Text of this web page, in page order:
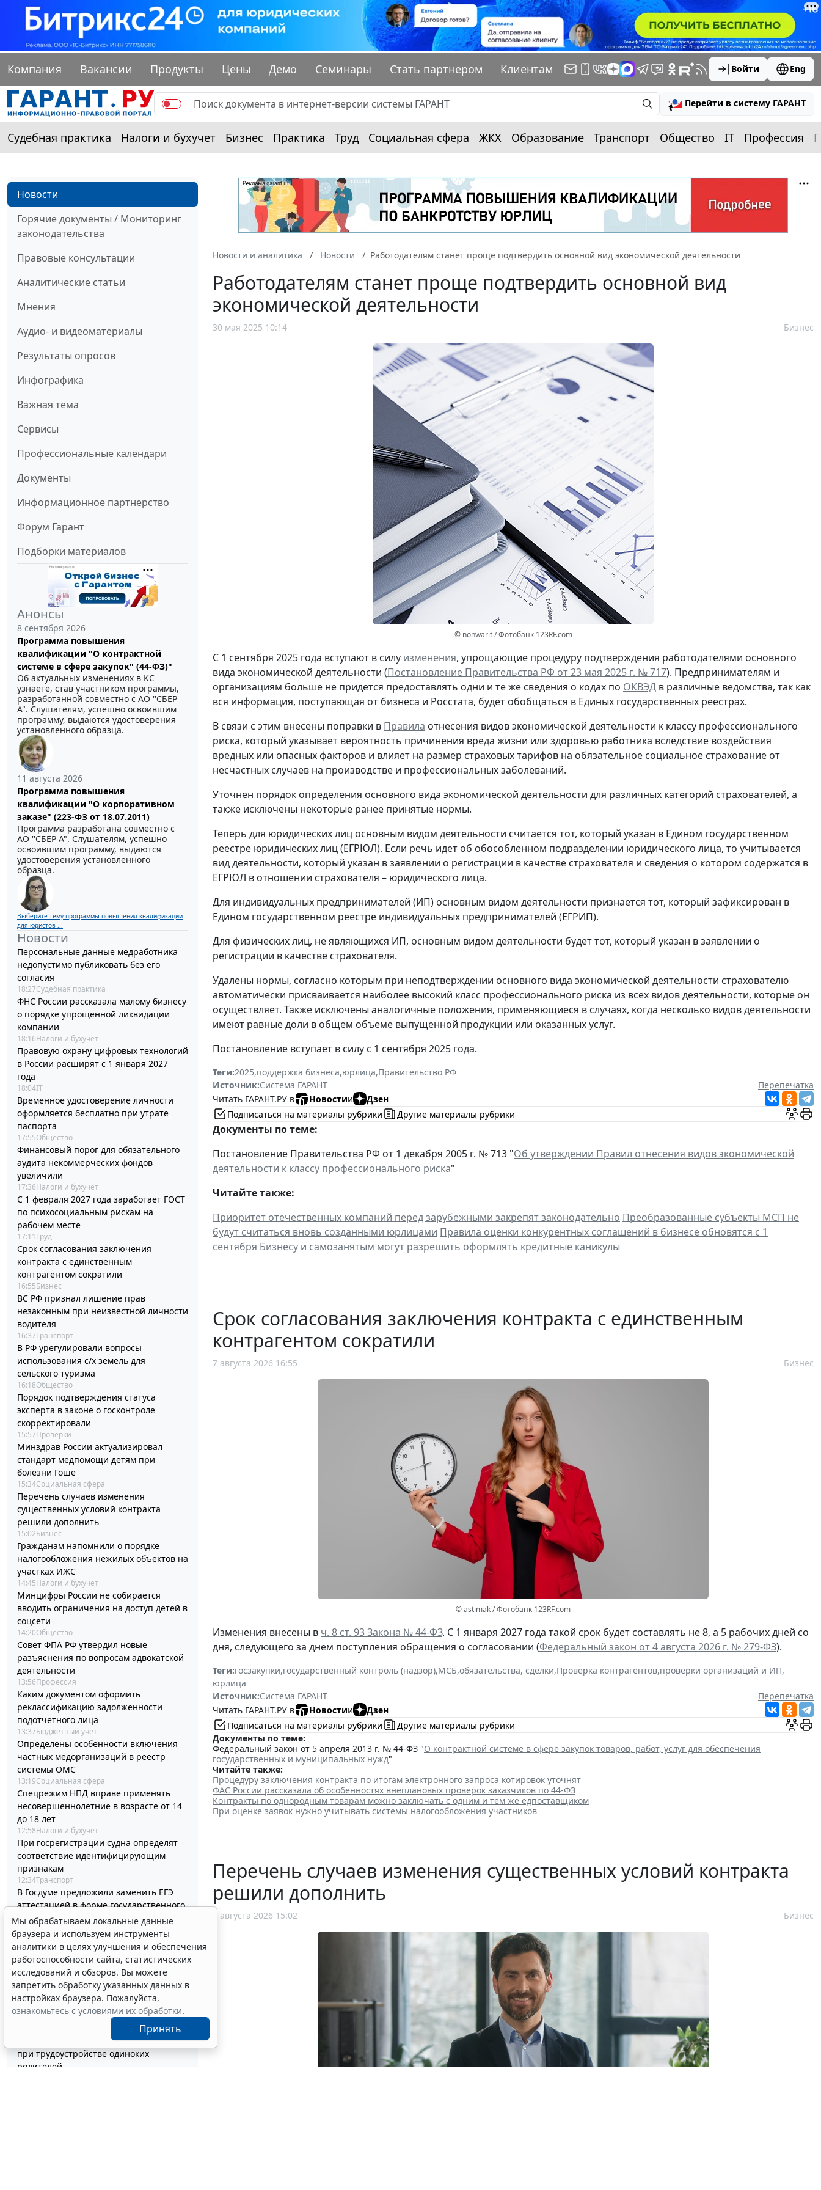
Компания Вакансии Продукты Цены Демо Семинары Стать партнером Клиентам Войти Eng
Перейти в систему ГАРАНТ
Судебная практика Налоги и бухучет Бизнес Практика Труд Социальная сфера ЖКХ Образование Транспорт Общество IT Профессия
Новости
Горячие документы / Мониторинг
законодательства
Правовые консультации
Аналитические статьи
Мнения
Аудио- и видеоматериалы
Результаты опросов
Инфографика
Важная тема
Сервисы
Профессиональные календари
Документы
Информационное партнерство
Форум Гарант
Подборки материалов
Анонсы
8 сентября 2026
Программа повышения
квалификации "О контрактной
системе в сфере закупок" (44-ФЗ)"
Об актуальных изменениях в КС
узнаете, став участником программы,
разработанной совместно с АО ''СБЕР
А". Слушателям, успешно освоившим
программу, выдаются удостоверения
установленного образца.
11 августа 2026
Программа повышения
квалификации "О корпоративном
заказе" (223-ФЗ от 18.07.2011)
Программа разработана совместно с
АО ''СБЕР А". Слушателям, успешно
освоившим программу, выдаются
удостоверения установленного
образца.
Выберите тему программы повышения квалификации
для юристов ...
Новости
Персональные данные медработника
недопустимо публиковать без его
согласия
18:27Судебная практика
ФНС России рассказала малому бизнесу
о порядке упрощенной ликвидации
компании
18:16Налоги и бухучет
Правовую охрану цифровых технологий
в России расширят с 1 января 2027
года
18:04IT
Временное удостоверение личности
оформляется бесплатно при утрате
паспорта
17:55Общество
Финансовый порог для обязательного
аудита некоммерческих фондов
увеличили
17:36Налоги и бухучет
С 1 февраля 2027 года заработает ГОСТ
по психосоциальным рискам на
рабочем месте
17:11Труд
Срок согласования заключения
контракта с единственным
контрагентом сократили
16:55Бизнес
ВС РФ признал лишение прав
незаконным при неизвестной личности
водителя
16:37Транспорт
В РФ урегулировали вопросы
использования с/х земель для
сельского туризма
16:18Общество
Порядок подтверждения статуса
эксперта в законе о госконтроле
скорректировали
15:57Проверки
Минздрав России актуализировал
стандарт медпомощи детям при
болезни Гоше
15:34Социальная сфера
Перечень случаев изменения
существенных условий контракта
решили дополнить
15:02Бизнес
Гражданам напомнили о порядке
налогообложения нежилых объектов на
участках ИЖС
14:45Налоги и бухучет
Минцифры России не собирается
вводить ограничения на доступ детей в
соцсети
14:20Общество
Совет ФПА РФ утвердил новые
разъяснения по вопросам адвокатской
деятельности
13:56Профессия
Каким документом оформить
реклассификацию задолженности
подотчетного лица
13:37Бюджетный учет
Определены особенности включения
частных медорганизаций в реестр
системы ОМС
13:19Социальная сфера
Спецрежим НПД вправе применять
несовершеннолетние в возрасте от 14
до 18 лет
12:58Налоги и бухучет
При госрегистрации судна определят
соответствие идентифицирующим
признакам
12:34Транспорт
В Госдуме предложили заменить ЕГЭ
аттестацией в форме государственного
экзамена
Образование
В ГПК РФ уточнили порядок
удостоверения доверенностей
находящихся в СИЗО лиц
11:56Общество
В РФ актуализировали стандарт
помощи при хронической сердечной
недостаточности
Работодатели могут получить субсидии
при трудоустройстве одиноких
родителей
Новости и аналитика Новости Работодателям станет проще подтвердить основной вид экономической деятельности
Работодателям станет проще подтвердить основной вид
экономической деятельности
30 мая 2025 10:14 Бизнес
© nonwarit / Фотобанк 123RF.com
С 1 сентября 2025 года вступают в силу изменения, упрощающие процедуру подтверждения работодателями основного
вида экономической деятельности (Постановление Правительства РФ от 23 мая 2025 г. № 717). Предпринимателям и
организациям больше не придется предоставлять одни и те же сведения о кодах по ОКВЭД в различные ведомства, так как
вся информация, поступающая от бизнеса и Росстата, будет обобщаться в Единых государственных реестрах.
В связи с этим внесены поправки в Правила отнесения видов экономической деятельности к классу профессионального
риска, который указывает вероятность причинения вреда жизни или здоровью работника вследствие воздействия
вредных или опасных факторов и влияет на размер страховых тарифов на обязательное социальное страхование от
несчастных случаев на производстве и профессиональных заболеваний.
Уточнен порядок определения основного вида экономической деятельности для различных категорий страхователей, а
также исключены некоторые ранее принятые нормы.
Теперь для юридических лиц основным видом деятельности считается тот, который указан в Едином государственном
реестре юридических лиц (ЕГРЮЛ). Если речь идет об обособленном подразделении юридического лица, то учитывается
вид деятельности, который указан в заявлении о регистрации в качестве страхователя и сведения о котором содержатся в
ЕГРЮЛ в отношении страхователя – юридического лица.
Для индивидуальных предпринимателей (ИП) основным видом деятельности признается тот, который зафиксирован в
Едином государственном реестре индивидуальных предпринимателей (ЕГРИП).
Для физических лиц, не являющихся ИП, основным видом деятельности будет тот, который указан в заявлении о
регистрации в качестве страхователя.
Удалены нормы, согласно которым при неподтверждении основного вида экономической деятельности страхователю
автоматически присваивается наиболее высокий класс профессионального риска из всех видов деятельности, которые он
осуществляет. Также исключены аналогичные положения, применяющиеся в случаях, когда несколько видов деятельности
имеют равные доли в общем объеме выпущенной продукции или оказанных услуг.
Постановление вступает в силу с 1 сентября 2025 года.
Теги:2025,поддержка бизнеса,юрлица,Правительство РФ
Источник:Система ГАРАНТ
Перепечатка
Читать ГАРАНТ.РУ в
Новостии
Дзен
Подписаться на материалы рубрики
Другие материалы рубрики
Документы по теме:
Постановление Правительства РФ от 1 декабря 2005 г. № 713 "Об утверждении Правил отнесения видов экономической
деятельности к классу профессионального риска"
Читайте также:
Приоритет отечественных компаний перед зарубежными закрепят законодательно Преобразованные субъекты МСП не
будут считаться вновь созданными юрлицами Правила оценки конкурентных соглашений в бизнесе обновятся с 1
сентября Бизнесу и самозанятым могут разрешить оформлять кредитные каникулы
Срок согласования заключения контракта с единственным
контрагентом сократили
7 августа 2026 16:55 Бизнес
© astimak / Фотобанк 123RF.com
Изменения внесены в ч. 8 ст. 93 Закона № 44-ФЗ. С 1 января 2027 года такой срок будет составлять не 8, а 5 рабочих дней со
дня, следующего за днем поступления обращения о согласовании (Федеральный закон от 4 августа 2026 г. № 279-ФЗ).
Теги:госзакупки,государственный контроль (надзор),МСБ,обязательства, сделки,Проверка контрагентов,проверки организаций и ИП,
юрлица
Источник:Система ГАРАНТ
Перепечатка
Читать ГАРАНТ.РУ в
Новостии
Дзен
Подписаться на материалы рубрики
Другие материалы рубрики
Документы по теме:
Федеральный закон от 5 апреля 2013 г. № 44-ФЗ "О контрактной системе в сфере закупок товаров, работ, услуг для обеспечения
государственных и муниципальных нужд"
Читайте также:
Процедуру заключения контракта по итогам электронного запроса котировок уточнят
ФАС России рассказала об особенностях внеплановых проверок заказчиков по 44-ФЗ
Контракты по однородным товарам можно заключать с одним и тем же едпоставщиком
При оценке заявок нужно учитывать системы налогообложения участников
Перечень случаев изменения существенных условий контракта
решили дополнить
7 августа 2026 15:02 Бизнес
Мы обрабатываем локальные данные
браузера и используем инструменты
аналитики в целях улучшения и обеспечения
работоспособности сайта, статистических
исследований и обзоров. Вы можете
запретить обработку указанных данных в
настройках браузера. Пожалуйста,
ознакомьтесь с условиями их обработки.
Принять